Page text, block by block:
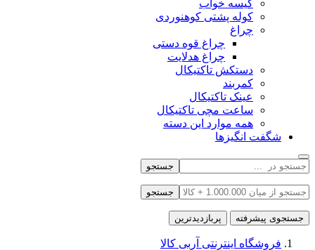
کیسه خواب
کوله پشتی کوهنوردی
چراغ
چراغ قوه دستی
چراغ هدلایت
دستکش تاکتیکال
کمربند
عینک تاکتیکال
ساعت مچی تاکتیکال
همه موارد این دسته
شگفت انگیزها
جستجو
جستجو
جستجوی پیشرفته پربازدیدترین
فروشگاه اینترنتی آربی کالا